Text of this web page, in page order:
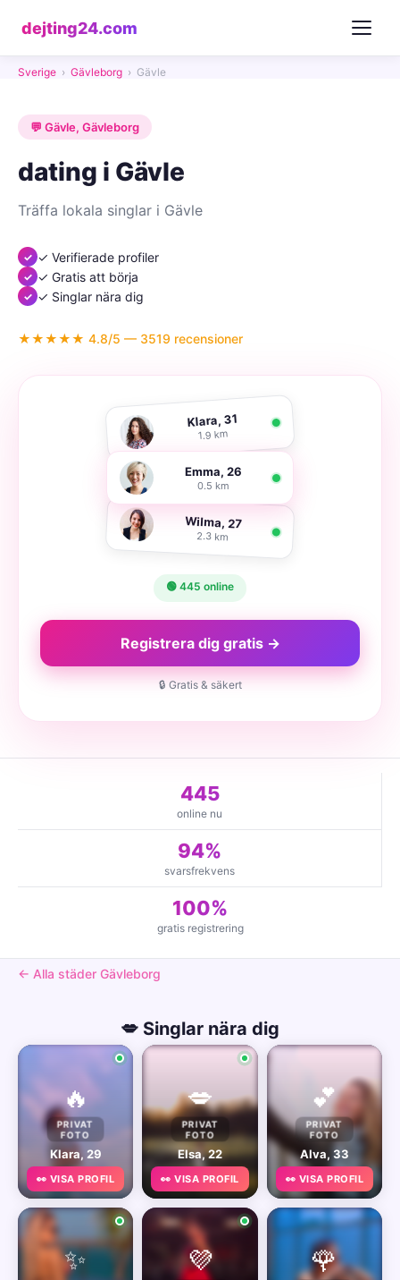
dejting24.com
Sverige › Gävleborg › Gävle
💬 Gävle, Gävleborg
dating i Gävle
Träffa lokala singlar i Gävle
✓ Verifierade profiler
✓ Gratis att börja
✓ Singlar nära dig
★★★★★ 4.8/5 — 3519 recensioner
Klara, 31
1.9 km
Emma, 26
0.5 km
Wilma, 27
2.3 km
🟢 445 online
Registrera dig gratis →
🔒 Gratis & säkert
445
online nu
94%
svarsfrekvens
100%
gratis registrering
← Alla städer Gävleborg
💋 Singlar nära dig
🔥
PRIVAT
FOTO
Klara, 29
👀 VISA PROFIL
💋
PRIVAT
FOTO
Elsa, 22
👀 VISA PROFIL
💕
PRIVAT
FOTO
Alva, 33
👀 VISA PROFIL
✨ 💜 🌹